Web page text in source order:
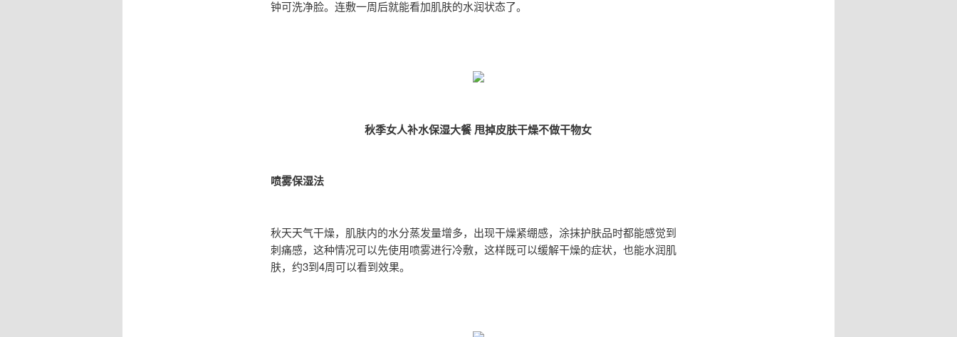
钟可洗净脸。连敷一周后就能看加肌肤的水润状态了。
秋季女人补水保湿大餐 甩掉皮肤干燥不做干物女
喷雾保湿法
秋天天气干燥，肌肤内的水分蒸发量增多，出现干燥紧绷感，涂抹护肤品时都能感觉到
刺痛感，这种情况可以先使用喷雾进行冷敷，这样既可以缓解干燥的症状，也能水润肌
肤，约3到4周可以看到效果。